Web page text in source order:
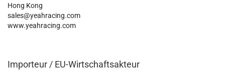
Hong Kong
sales@yeahracing.com
www.yeahracing.com
Importeur / EU-Wirtschaftsakteur